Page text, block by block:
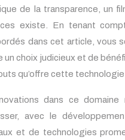
de la transparence, un
existe. En tenant
dans cet article, vous
un choix judicieux et de
qu’offre cette
dans ce
avec le
et de technologies